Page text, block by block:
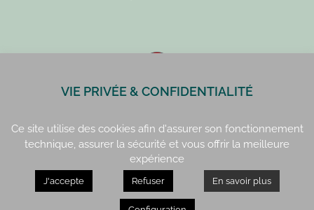
Paris : 01 42 34 14 59
Rennes : 21, quai Lamennais
VIE PRIVÉE & CONFIDENTIALITÉ
Ce site utilise des cookies afin d'assurer son fonctionnement
technique, assurer la sécurité et vous offrir la meilleure
expérience
J'accepte Refuser En savoir plus